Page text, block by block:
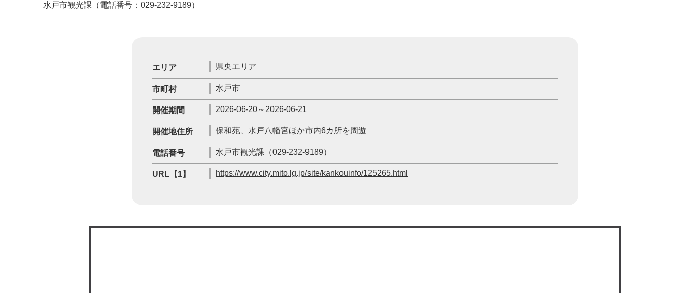
水戸市観光課（電話番号：029-232-9189）
エリア 県央エリア
市町村 水戸市
開催期間 2026-06-20～2026-06-21
開催地住所 保和苑、水戸八幡宮ほか市内6カ所を周遊
電話番号 水戸市観光課（029-232-9189）
URL【1】 https://www.city.mito.lg.jp/site/kankouinfo/125265.html